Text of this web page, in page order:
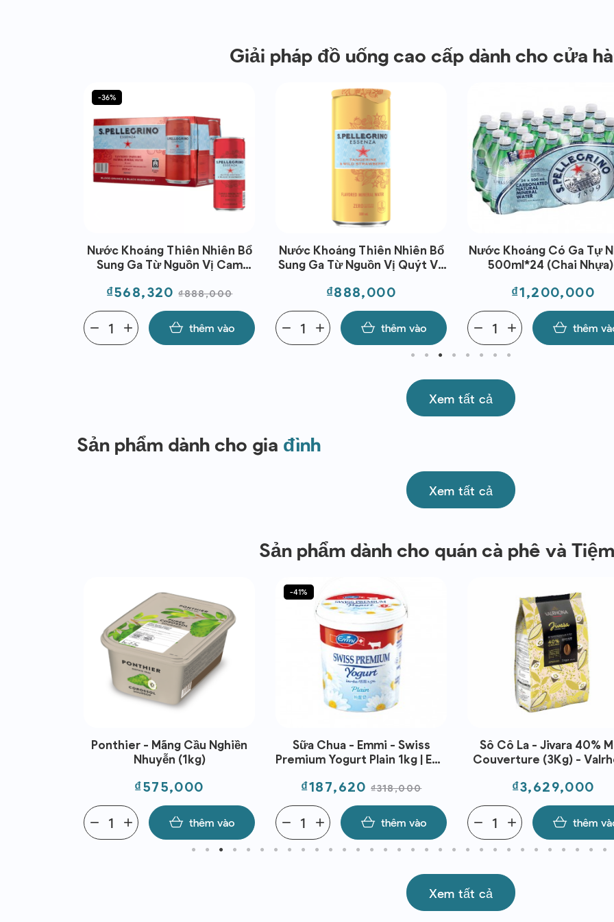
Giải pháp đồ uống cao cấp dành cho cửa
Nước Khoáng Thiên Nhiên Bổ
Sung Ga Từ Nguồn Vị Cam
Orange&Black Raspberry | EXP
Giá
₫568,320 Giá
thường
₫888,000
add
remove thêm vào
-36%
Nước Khoáng Thiên Nhiên Bổ
Sung Ga Từ Nguồn Vị Quýt Và
Strawberry 330ml
Giá
₫888,000
add
remove thêm vào
Nước Khoáng Có Ga Tự
500ml*24 (chai
Mineral Water
Giá
₫1,200,000
add
remove thêm
Xem tất cả
Sản phẩm dành cho gia đình
Xem tất cả
Sản phẩm dành cho quán cà phê và Tiệm
Ponthier - Mãng Cầu Nghiền
Nhuyễn (1kg)
Giá
₫575,000
add
remove thêm vào
Sữa Chua - Emmi - Swiss
Premium Yogurt Plain 1kg | EXP
Giá
₫187,620 Giá
thường
₫318,000
add
remove thêm vào
-41%
Sô Cô La - Jivara 40%
Couverture (3Kg) -
Giá
₫3,629,000
add
remove thêm
Xem tất cả